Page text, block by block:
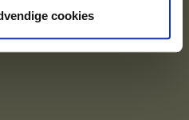
cookies